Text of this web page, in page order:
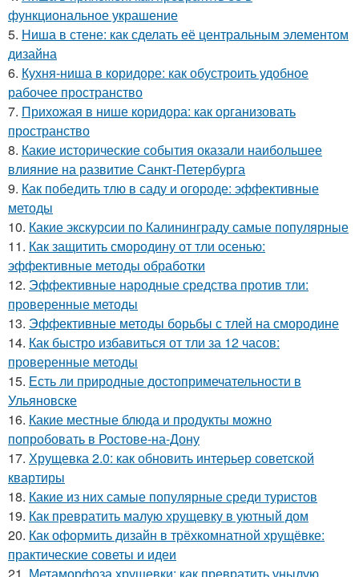
функциональное украшение
5. Ниша в стене: как сделать её центральным элементом
дизайна
6. Кухня-ниша в коридоре: как обустроить удобное
рабочее пространство
7. Прихожая в нише коридора: как организовать
пространство
8. Какие исторические события оказали наибольшее
влияние на развитие Санкт-Петербурга
9. Как победить тлю в саду и огороде: эффективные
методы
10. Какие экскурсии по Калининграду самые популярные
11. Как защитить смородину от тли осенью:
эффективные методы обработки
12. Эффективные народные средства против тли:
проверенные методы
13. Эффективные методы борьбы с тлей на смородине
14. Как быстро избавиться от тли за 12 часов:
проверенные методы
15. Есть ли природные достопримечательности в
Ульяновске
16. Какие местные блюда и продукты можно
попробовать в Ростове-на-Дону
17. Хрущевка 2.0: как обновить интерьер советской
квартиры
18. Какие из них самые популярные среди туристов
19. Как превратить малую хрущевку в уютный дом
20. Как оформить дизайн в трёхкомнатной хрущёвке:
практические советы и идеи